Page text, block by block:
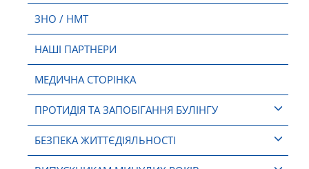
ЗНО / НМТ
НАШІ ПАРТНЕРИ
МЕДИЧНА СТОРІНКА
ПРОТИДІЯ ТА ЗАПОБІГАННЯ БУЛІНГУ
БЕЗПЕКА ЖИТТЄДІЯЛЬНОСТІ